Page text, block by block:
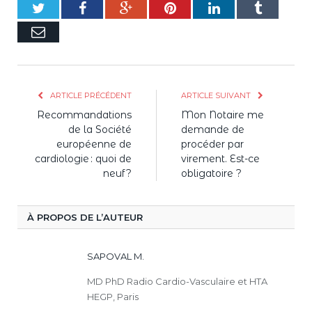
TwitterFacebookGoogle+PinterestLinkedInTumblr
E-
ARTICLE PRÉCÉDENT
Recommandations
de la Société
européenne de
cardiologie : quoi de
neuf ?
ARTICLE SUIVANT
Mon Notaire me
demande de
procéder par
virement. Est-ce
obligatoire ?
À PROPOS DE L’AUTEUR
SAPOVAL M.
MD PhD Radio Cardio-Vasculaire et HTA
HEGP, Paris